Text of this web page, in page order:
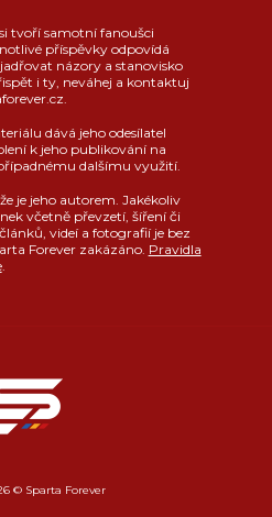
tvoří samotní fanoušci
příspěvky odpovídá
názory a stanovisko
i ty, neváhej a kontaktuj
dává jeho odesílatel
k jeho publikování na
dalšímu využití.
je jeho autorem. Jakékoliv
včetně převzetí, šíření či
videí a fotografií je bez
Forever zakázáno. Pravidla
.
© Sparta Forever